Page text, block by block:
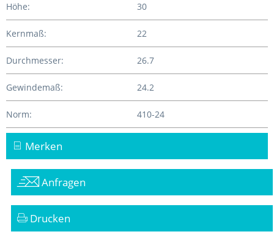
Höhe: 30
Kernmaß: 22
Durchmesser: 26.7
Gewindemaß: 24.2
Norm: 410-24
Merken
Anfragen
Drucken